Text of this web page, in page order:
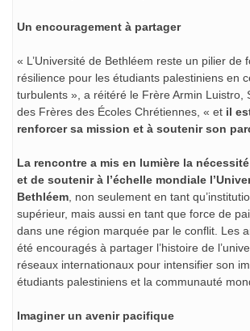
Un encouragement à partager
« L’Université de Bethléem reste un pilier de
résilience pour les étudiants palestiniens en
turbulents », a réitéré le Frère Armin Luistro,
des Frères des Écoles Chrétiennes, « et il
renforcer sa mission et à soutenir son
La rencontre a mis en lumière la
et de soutenir à l’échelle mondiale
Bethléem , non seulement en tant
supérieur, mais aussi en tant que force de
dans une région marquée par le conflit. Les
été encouragés à partager l’histoire de
réseaux internationaux pour intensifier son
étudiants palestiniens et la communauté
Imaginer un avenir pacifique